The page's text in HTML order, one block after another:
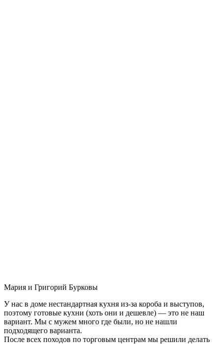
Мария и Григорий Бурковы
У нас в доме нестандартная кухня из-за короба и выступов,
поэтому готовые кухни (хоть они и дешевле) — это не наш
вариант. Мы с мужем много где были, но не нашли
подходящего варианта.
После всех походов по торговым центрам мы решили делать